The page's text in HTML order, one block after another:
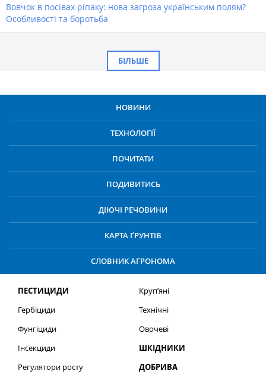
Вовчок в посівах ріпаку: нова загроза українським полям?
Особливості та боротьба
БІЛЬШЕ
НОВИНИ
ТЕХНОЛОГІЇ
ПОЧИТАТИ
ПОДИВИТИСЬ
ДІЮЧІ РЕЧОВИНИ
КАРТА ҐРУНТІВ
СЛОВНИК АГРОНОМА
ПЕСТИЦИДИ
Гербіциди
Фунгіциди
Інсекциди
Регулятори росту
Круп’яні
Технічні
Овочеві
ШКІДНИКИ
ДОБРИВА